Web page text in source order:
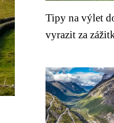
Tipy na výlet
vyrazit za